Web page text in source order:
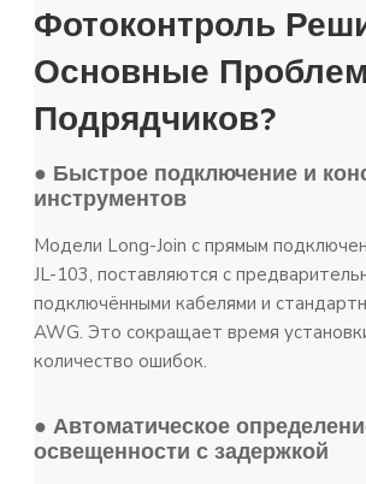
Фотоконтроль
Основные
Подрядчиков?
● Быстрое подключение и
инструментов
Модели Long-Join с прямым
JL-103, поставляются с
подключёнными кабелями и
AWG. Это сокращает время
количество ошибок.
● Автоматическое
освещенности с задержкой